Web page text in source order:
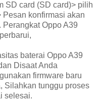
SD card (SD card)> pilih
konfirmasi akan
Oppo A39
baterai Oppo A39
Disaat Anda
firmware baru
Silahkan tunggu proses
selesai.